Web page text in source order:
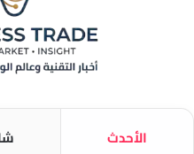
الأحدث